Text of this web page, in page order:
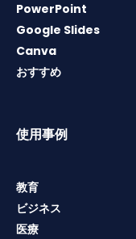
PowerPoint
Google Slides
Canva
おすすめ
使用事例
教育
ビジネス
医療